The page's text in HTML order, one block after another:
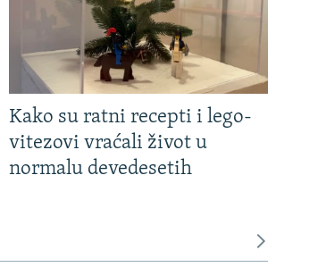
Kako su ratni recepti i lego-
vitezovi vraćali život u
normalu devedesetih